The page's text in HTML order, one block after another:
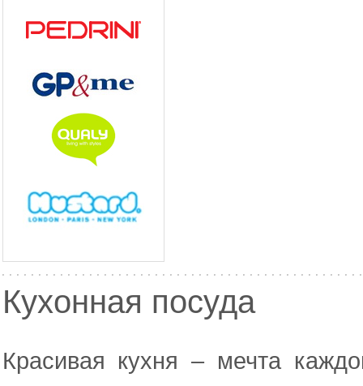
Кухонная посуда
Красивая кухня – мечта